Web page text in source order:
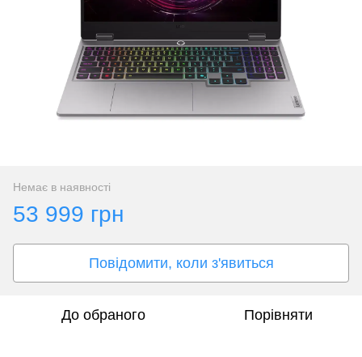
Немає в наявності
53 999 грн
Повідомити, коли з'явиться
До обраного Порівняти